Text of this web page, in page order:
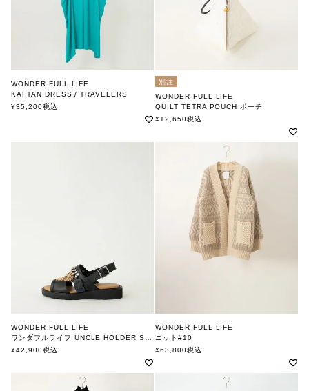
WONDER FULL LIFE
KAFTAN DRESS / TRAVELERS
ワンダフルライフ
¥35,200税込
別注
WONDER FULL LIFE
QUILT TETRA POUCH ポーチ
ワンダフルライフ
¥12,650税込
WONDER FULL LIFE
ワンダフルライフ UNCLE HOLDER SANDAL
ワンダフルライフ
¥42,900税込
WONDER FULL LIFE
ニット#10
ワンダフルライフ
¥63,800税込